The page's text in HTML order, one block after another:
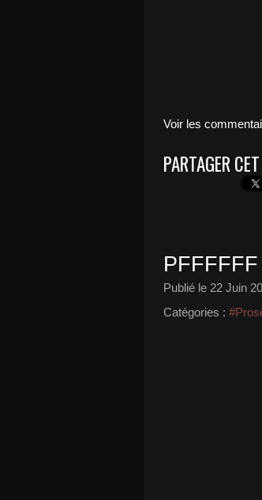
Voir les
PARTAGER
PFFFFFF
Publié le 22 Juin
Catégories :